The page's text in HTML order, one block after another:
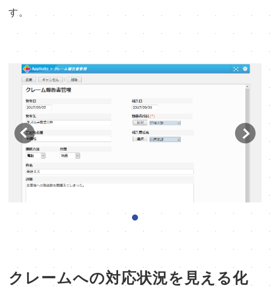
す。
クレームへの対応状況を見える化